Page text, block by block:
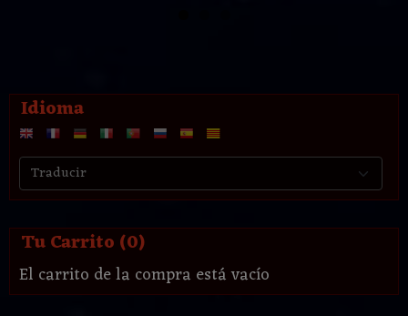
Idioma
Tu Carrito (0)
El carrito de la compra está vacío